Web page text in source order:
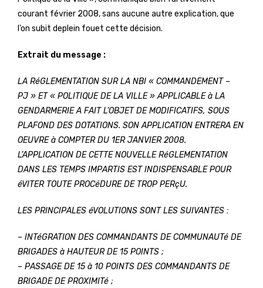
courant février 2008, sans aucune autre explication, que
l’on subit deplein fouet cette décision.
Extrait du message :
LA RéGLEMENTATION SUR LA NBI « COMMANDEMENT –
PJ » ET « POLITIQUE DE LA VILLE » APPLICABLE à LA
GENDARMERIE A FAIT L’OBJET DE MODIFICATIFS, SOUS
PLAFOND DES DOTATIONS. SON APPLICATION ENTRERA EN
OEUVRE à COMPTER DU 1ER JANVIER 2008.
L’APPLICATION DE CETTE NOUVELLE RéGLEMENTATION
DANS LES TEMPS IMPARTIS EST INDISPENSABLE POUR
éVITER TOUTE PROCéDURE DE TROP PERçU.
LES PRINCIPALES éVOLUTIONS SONT LES SUIVANTES :
– INTéGRATION DES COMMANDANTS DE COMMUNAUTé DE
BRIGADES à HAUTEUR DE 15 POINTS ;
– PASSAGE DE 15 à 10 POINTS DES COMMANDANTS DE
BRIGADE DE PROXIMITé ;